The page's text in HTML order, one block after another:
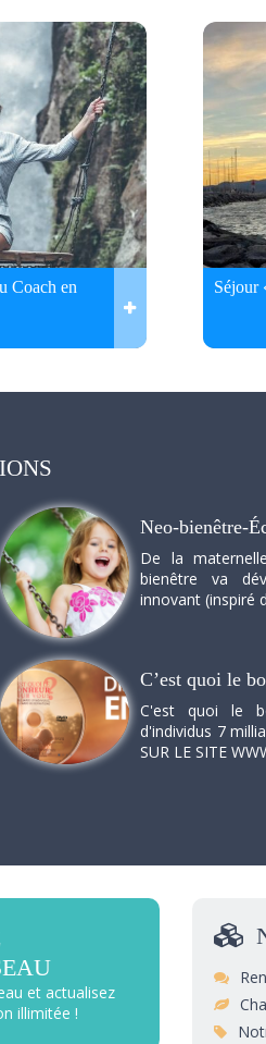
Coach en
Séjour
Neo-bienêtre-
De la
bienêtre va
innovant (inspiré
C’est quoi le
C'est quoi le
d'individus 7
SUR LE SITE
et actualisez
illimitée !